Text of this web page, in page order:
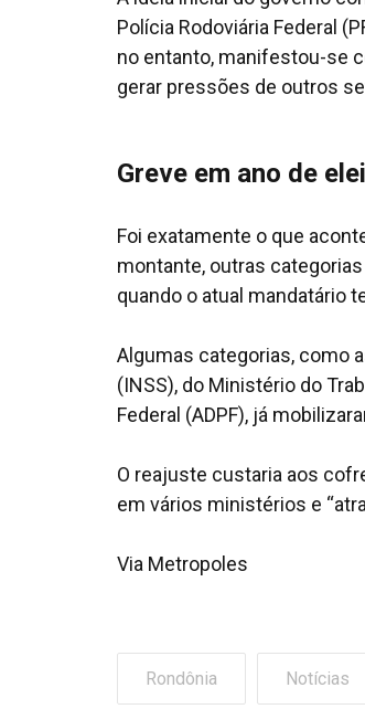
Polícia Rodoviária Federal
no entanto, manifestou-se
gerar pressões de outros
Greve em ano de
Foi exatamente o que
montante, outras
quando o atual mandatário
Algumas categorias, como
(INSS), do Ministério do
Federal (ADPF), já
O reajuste custaria aos
em vários ministérios e
Via Metropoles
Rondônia Notícias